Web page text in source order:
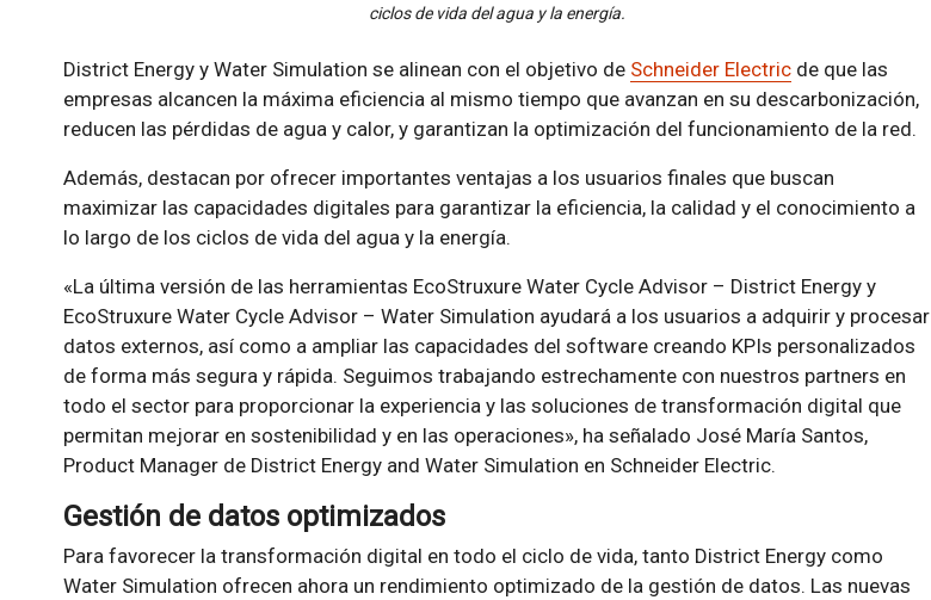
ciclos de vida del agua y la energía.
District Energy y Water Simulation se alinean con el objetivo de Schneider Electricde que las
empresas alcancen la máxima eficiencia al mismo tiempo que avanzan en su descarbonización,
reducen las pérdidas de agua y calor, y garantizan la optimización del funcionamiento de la red.
Además, destacan por ofrecer importantes ventajas a los usuarios finales que buscan
maximizar las capacidades digitales para garantizar la eficiencia, la calidad y el conocimiento a
lo largo de los ciclos de vida del agua y la energía.
«La última versión de las herramientas EcoStruxure Water Cycle Advisor – District Energy y
EcoStruxure Water Cycle Advisor – Water Simulation ayudará a los usuarios a adquirir y procesar
datos externos, así como a ampliar las capacidades del software creando KPIs personalizados
de forma más segura y rápida. Seguimos trabajando estrechamente con nuestros partners en
todo el sector para proporcionar la experiencia y las soluciones de transformación digital que
permitan mejorar en sostenibilidad y en las operaciones», ha señalado José María Santos,
Product Manager de District Energy and Water Simulation en Schneider Electric.
Gestión de datos optimizados
Para favorecer la transformación digital en todo el ciclo de vida, tanto District Energy como
Water Simulation ofrecen ahora un rendimiento optimizado de la gestión de datos. Las nuevas